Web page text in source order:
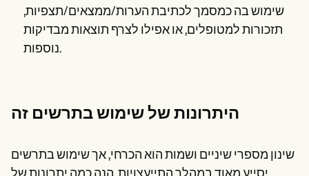
שימוש בה כמסמך לכתיבת הערות/ממצאים/תצפיות,
תזכורות למטופלים, או אפילו לצרף תוצאות מבדיקות
נוספות.
היתרונות של שימוש בתרשים זה
שינון מספרי שיניים ושמות הוא הכרחי, אך שימוש בתרשים